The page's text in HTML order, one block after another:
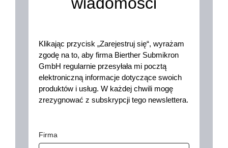
Klikając przycisk „Zarejestruj się“, wyrażam
zgodę na to, aby firma Bierther Submikron
GmbH regularnie przesyłała mi pocztą
elektroniczną informacje dotyczące swoich
produktów i usług. W każdej chwili mogę
zrezygnować z subskrypcji tego newslettera.
Firma